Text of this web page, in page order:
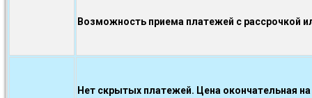
Возможность приема платежей с рассрочкой
Нет скрытых платежей. Цена окончательная